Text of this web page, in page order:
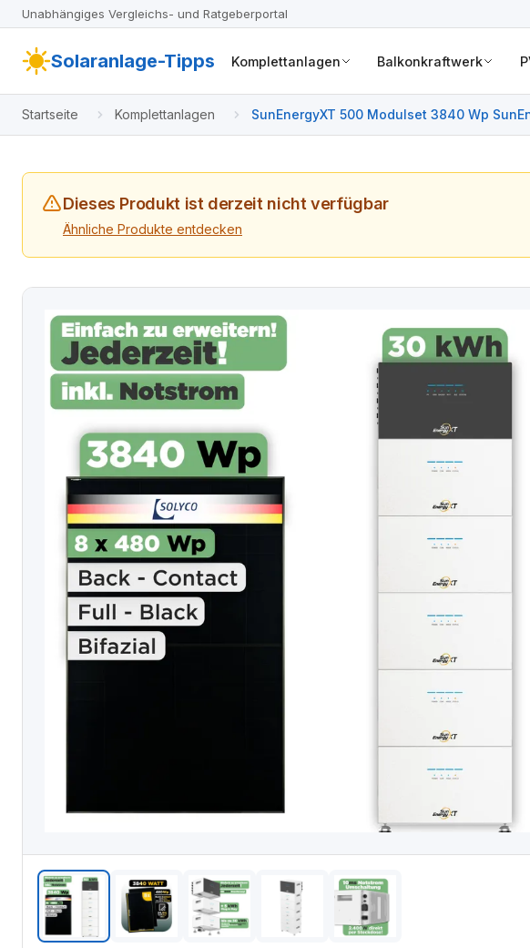
Unabhängiges Vergleichs- und Ratgeberportal
Solaranlage-Tipps Komplettanlagen Balkonkraftwerk
Startseite Komplettanlagen SunEnergyXT 500 Modulset 3840 Wp
Dieses Produkt ist derzeit nicht verfügbar
Ähnliche Produkte entdecken